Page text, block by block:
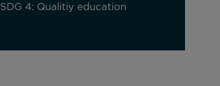
SDG 4: Qualitiy education